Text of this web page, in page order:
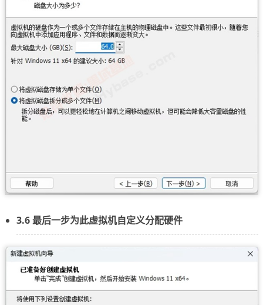
3.6 最后一步为此虚拟机自定义分配硬件